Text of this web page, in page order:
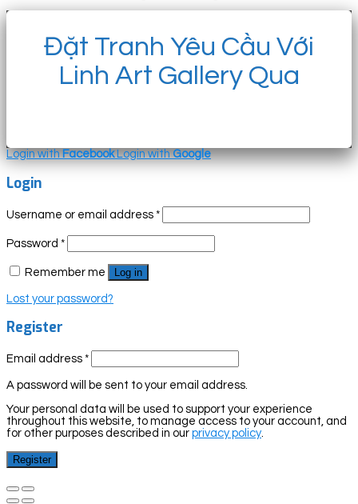
Đặt Tranh Yêu Cầu Với
Linh Art Gallery Qua
Login withFacebook Login withGoogle
Login
Username or email address *
Password *
Remember me Log in
Lost your password?
Register
Email address *
A password will be sent to your email address.
Your personal data will be used to support your experience
throughout this website, to manage access to your account, and
for other purposes described in our privacy policy
Register